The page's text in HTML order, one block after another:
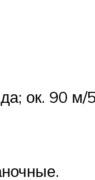
ок. 90 м/